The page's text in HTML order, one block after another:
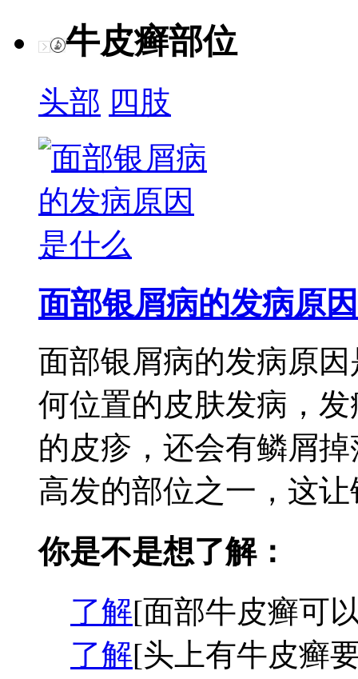
牛皮癣部位
头部 四肢
面部银屑病的发病原因
面部银屑病的发病原
何位置的皮肤发病，
的皮疹，还会有鳞屑
高发的部位之一，这
你是不是想了解：
了解[面部牛皮癣可
了解[头上有牛皮癣